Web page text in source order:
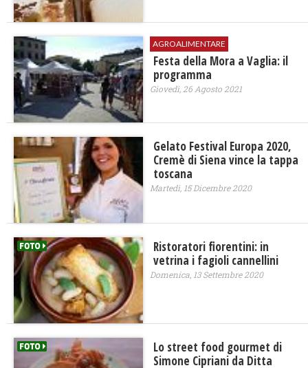
AGROALIMENTARE
Festa della Mora a Vaglia: il
programma
Giovedì, 26 Agosto 2021
Gelato Festival Europa 2020,
Cremè di Siena vince la tappa
toscana
Martedì, 15 Dicembre 2020
Ristoratori fiorentini: in
vetrina i fagioli cannellini
Domenica, 13 Settembre 2020
Lo street food gourmet di
Simone Cipriani da Ditta